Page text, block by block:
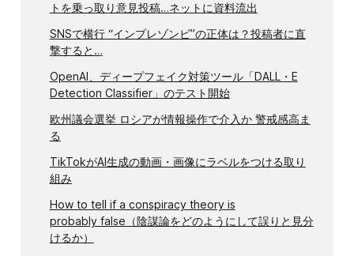
トを乗っ取り意見投稿…ネットに資料流出
SNSで横行 “インプレゾンビ”の正体は？投稿者に直
撃すると…
OpenAI、ディープフェイク対策ツール「DALL・E
Detection Classifier」のテスト開始
欧州議会選挙 ロシアが情報操作で介入か 警戒感高ま
る
TikTokがAI生成の動画・画像にラベルをつける取り
組み
How to tell if a conspiracy theory is
probably false（陰謀論をどのようにして誤りと見分
けるか）